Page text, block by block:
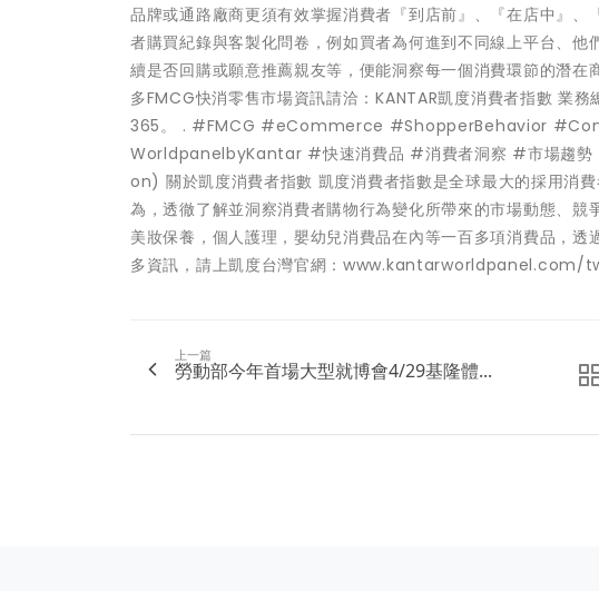
品牌或通路廠商更須有效掌握消費者『到店前』、『在店中』
者購買紀錄與客製化問卷，例如買者為何進到不同線上平台、
續是否回購或願意推薦親友等，便能洞察每一個消費環節的潛
多FMCG快消零售市場資訊請洽：KANTAR凱度消費者指
365。 . #FMCG #eCommerce #ShopperBehavior
WorldpanelbyKantar #快速消費品 #消費者洞察 #市場趨
on) 關於凱度消費者指數 凱度消費者指數是全球最大的採用消
為，透徹了解並洞察消費者購物行為變化所帶來的市場動態、
美妝保養，個人護理，嬰幼兒消費品在內等一百多項消費品，
多資訊，請上凱度台灣官網：www.kantarworldpanel.com/
上一篇
勞動部今年首場大型就博會4/29基隆體...